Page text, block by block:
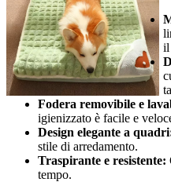
il
Fodera removibile e
igienizzato è facile e
Design elegante a
stile di arredamento.
Traspirante e resistente:
tempo.